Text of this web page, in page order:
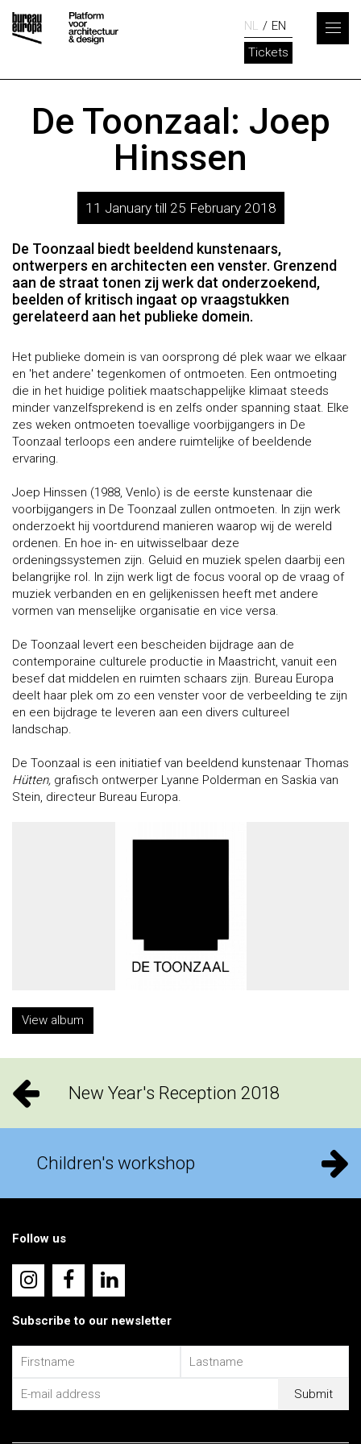
NL
EN
Tickets
De Toonzaal: Joep
Hinssen
11 January till 25 February 2018
De Toonzaal biedt beeldend kunstenaars,
ontwerpers en architecten een venster. Grenzend
aan de straat tonen zij werk dat onderzoekend,
beelden of kritisch ingaat op vraagstukken
gerelateerd aan het publieke domein.
Het publieke domein is van oorsprong dé plek waar we elkaar
en 'het andere' tegenkomen of ontmoeten. Een ontmoeting
die in het huidige politiek maatschappelijke klimaat steeds
minder vanzelfsprekend is en zelfs onder spanning staat. Elke
zes weken ontmoeten toevallige voorbijgangers in De
Toonzaal terloops een andere ruimtelijke of beeldende
ervaring.
Joep Hinssen (1988, Venlo) is de eerste kunstenaar die
voorbijgangers in De Toonzaal zullen ontmoeten. In zijn werk
onderzoekt hij voortdurend manieren waarop wij de wereld
ordenen. En hoe in- en uitwisselbaar deze
ordeningssystemen zijn. Geluid en muziek spelen daarbij een
belangrijke rol. In zijn werk ligt de focus vooral op de vraag of
muziek verbanden en en gelijkenissen heeft met andere
vormen van menselijke organisatie en vice versa.
De Toonzaal levert een bescheiden bijdrage aan de
contemporaine culturele productie in Maastricht, vanuit een
besef dat middelen en ruimten schaars zijn. Bureau Europa
deelt haar plek om zo een venster voor de verbeelding te zijn
en een bijdrage te leveren aan een divers cultureel
landschap.
De Toonzaal is een initiatief van beeldend kunstenaar Thomas
Hütten, grafisch ontwerper Lyanne Polderman en Saskia van
Stein, directeur Bureau Europa.
View album
New Year's Reception 2018
Children's workshop
Follow us
Subscribe to our newsletter